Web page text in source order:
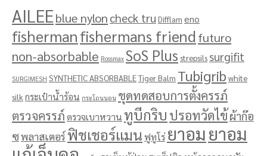
AILEEblue nylon check tru Difflam eno
fishermanfishermans friend futuro
non-absorbable Rossmax SoS Plus strepsils surgifit
SURGIMESH SYNTHETIC ABSORBABLETiger Balm Tubigrib white
silk กระเป๋าน้ำร้อน กระโถนนอน ชุดทดสอบการตั้งครรภ์
ตรวจครรภ์ตรวจเบาหวาน ทูบีกริบ ปรอทวัดไข้ผ้าก๊อ
ซพลาสเตอร์ฟิชเชอร์แมนฟูทูโร่ ยาอมยาอม